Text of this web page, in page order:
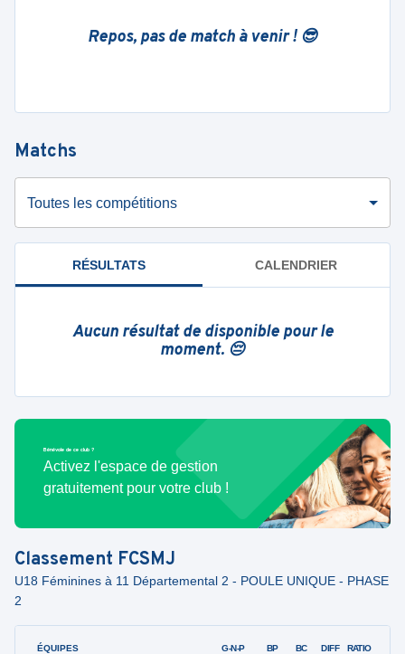
Repos, pas de match à venir ! 😎
Matchs
Toutes les compétitions
RÉSULTATS CALENDRIER
Aucun résultat de disponible pour le
moment. 😔
Bénévole de ce club ?
Activez l'espace de gestion
gratuitement pour votre club !
Classement FCSMJ
U18 Féminines à 11 Départemental 2 - POULE UNIQUE - PHASE
2
ÉQUIPES G-N-P BP BC DIFF RATIO